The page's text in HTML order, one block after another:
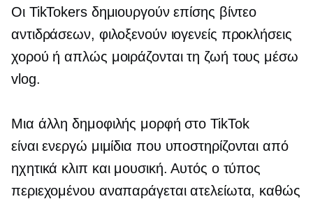
Οι TikTokers δημιουργούν επίσης βίντεο
αντιδράσεων, φιλοξενούν ιογενείς προκλήσεις
χορού ή απλώς μοιράζονται τη ζωή τους μέσω
vlog.
Μια άλλη δημοφιλής μορφή στο TikTok
είναιενεργώ μιμίδια που υποστηρίζονται από
ηχητικά κλιπ και μουσική. Αυτός ο τύπος
περιεχομένου αναπαράγεται ατελείωτα, καθώς